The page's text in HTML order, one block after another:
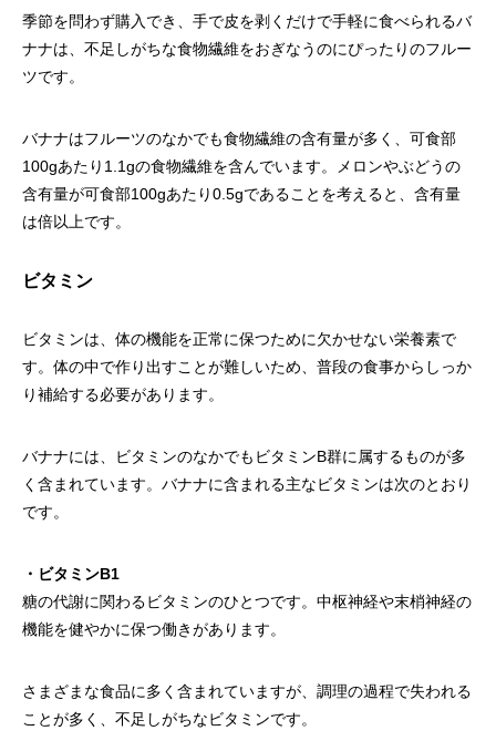
季節を問わず購入でき、手で皮を剥くだけで手軽に食べられるバ
ナナは、不足しがちな食物繊維をおぎなうのにぴったりのフルー
ツです。
バナナはフルーツのなかでも食物繊維の含有量が多く、可食部
100gあたり1.1gの食物繊維を含んでいます。メロンやぶどうの
含有量が可食部100gあたり0.5gであることを考えると、含有量
は倍以上です。
ビタミン
ビタミンは、体の機能を正常に保つために欠かせない栄養素で
す。体の中で作り出すことが難しいため、普段の食事からしっか
り補給する必要があります。
バナナには、ビタミンのなかでもビタミンB群に属するものが多
く含まれています。バナナに含まれる主なビタミンは次のとおり
です。
・ビタミンB1
糖の代謝に関わるビタミンのひとつです。中枢神経や末梢神経の
機能を健やかに保つ働きがあります。
さまざまな食品に多く含まれていますが、調理の過程で失われる
ことが多く、不足しがちなビタミンです。